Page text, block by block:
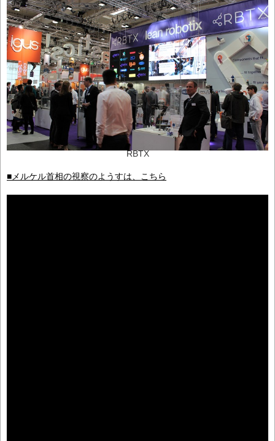
RBTX
■メルケル首相の視察のようすは、こちら